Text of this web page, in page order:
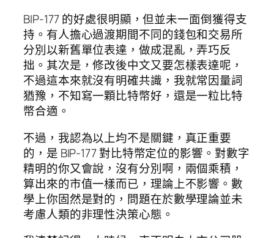
BIP-177 的好處很明顯，但並未一面倒獲得支
持。有人擔心過渡期間不同的錢包和交易所
分別以新舊單位表達，做成混亂，弄巧反
拙。其次是，修改後中文又要怎樣表達呢，
不過這本來就沒有明確共識，我就常因量詞
猶豫，不知寫一顆比特幣好，還是一粒比特
幣合適。
不過，我認為以上均不是關鍵，真正重要
的，是 BIP-177 對比特幣定位的影響。對數字
精明的你又會說，沒有分別啊，兩個乘積，
算出來的市值一樣而已，理論上不影響。數
學上你固然是對的，問題在於數學理論並未
考慮人類的非理性決策心態。